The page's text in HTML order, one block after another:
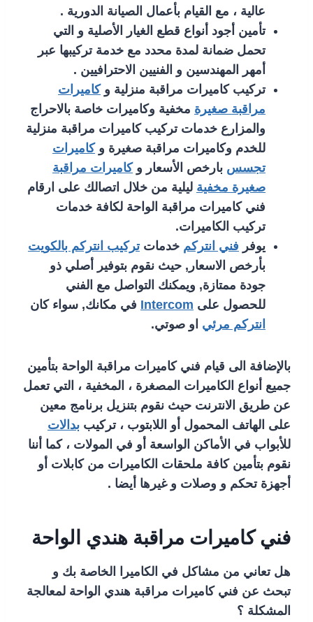
عالية ، مع القيام بأعمال الصيانة الدورية .
تأمين أجود أنواع قطع الغيار الأصلية و التي
تحمل ضمانة لمدة محدد مع خدمة تركيبها عبر
أمهر المهندسين و الفنيين الاحترافيين .
تركيب كاميرات مراقبة منزلية وكاميرات
مراقبة صغيرة مخفية وكاميرات خاصة بالاحراج
والمزارع خدمات تركيب كاميرات مراقبة منزلية
للخدم وكاميرات مراقبة صغيرة وكاميرات
تجسس بارخص الأسعار وكاميرات مراقبة
صغيرة مخفية ليلية من خلال اتصالك على ارقام
فني كاميرات مراقبة الواحة لكافة خدمات
تركيب الكاميرات.
يوفر فني انتركم خدماتتركيب انتركم بالكويت
بأرخص الاسعار, حيث نقوم بتوفير أصلي ذو
جودة ممتازة, ويمكنك التواصل مع الفني
للحصول على Intercom في مكانك, سواء كان
انتركم مرئي او صوتي.
بالإضافة الى قيام فني كاميرات مراقبة الواحة بتأمين
جميع أنواع الكاميرات المصغرة ، المخفية ، التي تعمل
عن طريق الانترنت حيث نقوم بتنزيل برنامج معين
على الهاتف المحمول أو اللابتوب ، تركيب بدالات
للأبواب في الأماكن الواسعة أو في المولات ، كما أننا
نقوم بتأمين كافة ملحقات الكاميرات من كابلات أو
أجهزة تحكم و وصلات و غيرها أيضا .
فني كاميرات مراقبة هندي الواحة
هل تعاني من مشاكل في الكاميرا الخاصة بك و
تبحث عن فني كاميرات مراقبة هندي الواحة لمعالجة
المشكلة ؟